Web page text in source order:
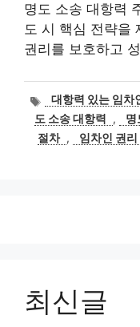
명도 소송 대항력
도 시 핵심 전략을
권리를 보호하고
태
그
대항력 있는 임차
도 소송 대항력
, 명
절차 , 임차인 권리
최신글